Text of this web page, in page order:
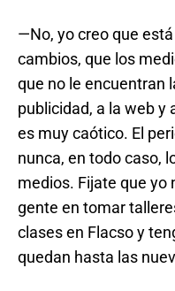
—No, yo creo que
cambios, que los
que no le encuentran
publicidad, a la web y
es muy caótico. El
nunca, en todo caso,
medios. Fijate que yo
gente en tomar
clases en Flacso y
quedan hasta las